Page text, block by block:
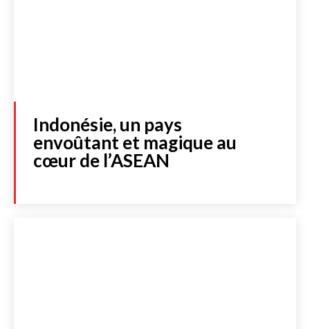
Indonésie, un pays
envoûtant et magique au
cœur de l’ASEAN